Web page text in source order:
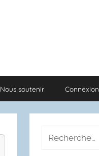
Nous soutenir Connexion
Recherche